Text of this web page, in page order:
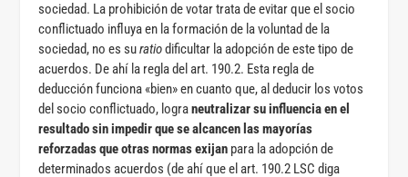
sociedad. La prohibición de votar trata de evitar que el socio
conflictuado influya en la formación de la voluntad de la
sociedad, no es suratiodificultar la adopción de este tipo de
acuerdos. De ahí la regla del art. 190.2. Esta regla de
deducción funciona «bien» en cuanto que, al deducir los votos
del socio conflictuado, lograneutralizar su influencia en el
resultado sin impedir que se alcancen las mayorías
reforzadas que otras normas exijan para la adopción de
determinados acuerdos (de ahí que el art. 190.2 LSC diga